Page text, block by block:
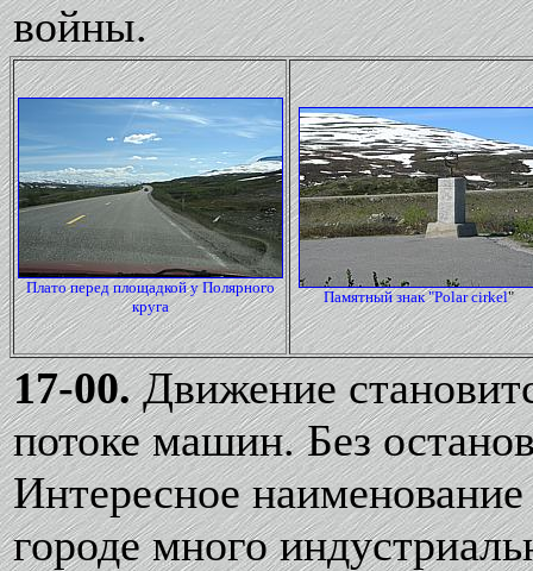
войны.
Плато перед площадкой у Полярного
круга
Памятный знак "Polar cirkel"
17-00.Движение
потоке машин. Без
Интересное
городе много